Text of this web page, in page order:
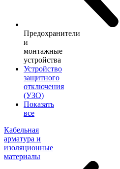
Предохранители
и
монтажные
устройства
Устройство
защитного
отключения
(УЗО)
Показать
все
Кабельная
арматура и
изоляционные
материалы